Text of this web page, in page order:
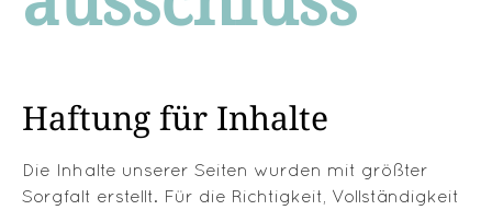
Haftung für Inhalte
Die Inhalte unserer Seiten wurden mit größter
Sorgfalt erstellt. Für die Richtigkeit, Vollständigkeit